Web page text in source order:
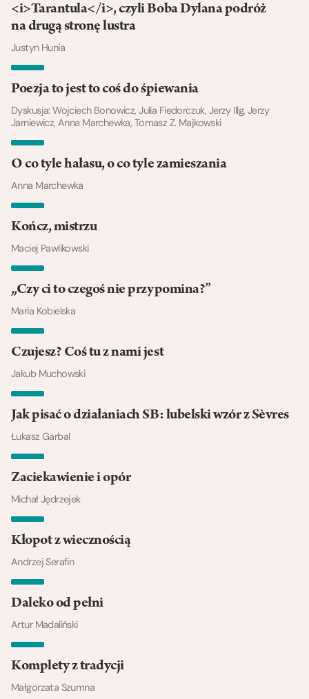
<i>Tarantula</i>, czyli Boba Dylana podróż
na drugą stronę lustra
Justyn Hunia
Poezja to jest to coś do śpiewania
Dyskusja: Wojciech Bonowicz, Julia Fiedorczuk, Jerzy Illg, Jerzy
Jarniewicz, Anna Marchewka, Tomasz Z. Majkowski
O co tyle hałasu, o co tyle zamieszania
Anna Marchewka
Kończ, mistrzu
Maciej Pawlikowski
„Czy ci to czegoś nie przypomina?”
Maria Kobielska
Czujesz? Coś tu z nami jest
Jakub Muchowski
Jak pisać o działaniach SB: lubelski wzór z Sèvres
Łukasz Garbal
Zaciekawienie i opór
Michał Jędrzejek
Kłopot z wiecznością
Andrzej Serafin
Daleko od pełni
Artur Madaliński
Komplety z tradycji
Małgorzata Szumna